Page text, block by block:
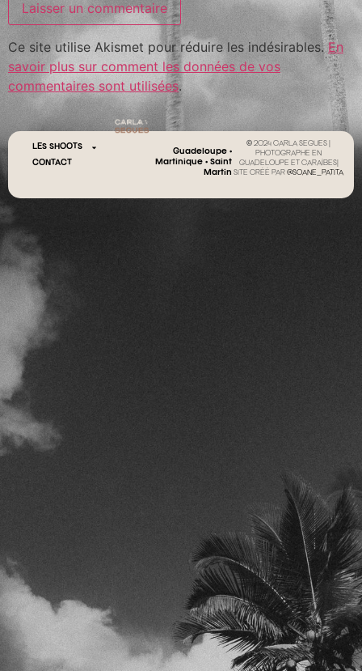
Ce site utilise Akismet pour réduire les indésirables.En
savoir plus sur comment les données de vos
commentaires sont utilisées.
LES SHOOTS
CONTACT
Guadeloupe •
Martinique • Saint
Martin
© 2024 CARLA SEGUES |
PHOTOGRAPHE EN
GUADELOUPE ET CARAÏBES|
SITE CRÉÉ PAR@SOANE_PATITA